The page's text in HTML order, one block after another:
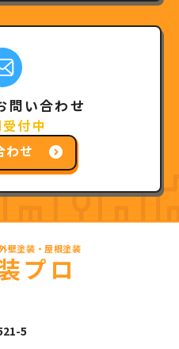
問い合わせ
付中
わせ
壁塗装・屋根塗装
プロ
5